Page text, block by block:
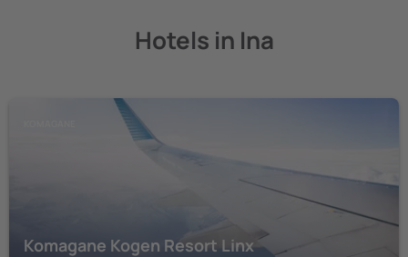
Hotels in Ina
Komagane Kogen Resort Linx